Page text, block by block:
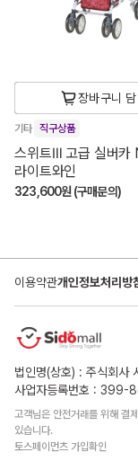
장바구니 담
기타 직구상품
스위트Ⅲ 고급 실버
라이트와인
323,600원 (구매문의)
이용약관개인정보처리방
법인명(상호) : 주식회사
사업자등록번호 :
고객님은 안전거래를 위해 결
있습니다.
토스페이먼츠 가입확인